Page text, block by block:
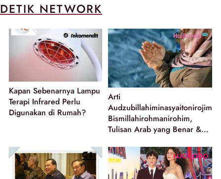
DETIK NETWORK
Kapan Sebenarnya Lampu
Terapi Infrared Perlu
Digunakan di Rumah?
Arti
Audzubillahiminasyaitonirojim
Bismillahirohmanirohim,
Tulisan Arab yang Benar &